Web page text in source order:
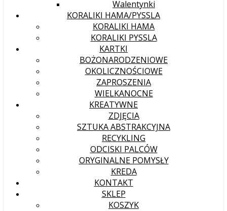
Walentynki
KORALIKI HAMA/PYSSLA
KORALIKI HAMA
KORALIKI PYSSLA
KARTKI
BOŻONARODZENIOWE
OKOLICZNOŚCIOWE
ZAPROSZENIA
WIELKANOCNE
KREATYWNE
ZDJĘCIA
SZTUKA ABSTRAKCYJNA
RECYKLING
ODCISKI PALCÓW
ORYGINALNE POMYSŁY
KREDA
KONTAKT
SKLEP
KOSZYK